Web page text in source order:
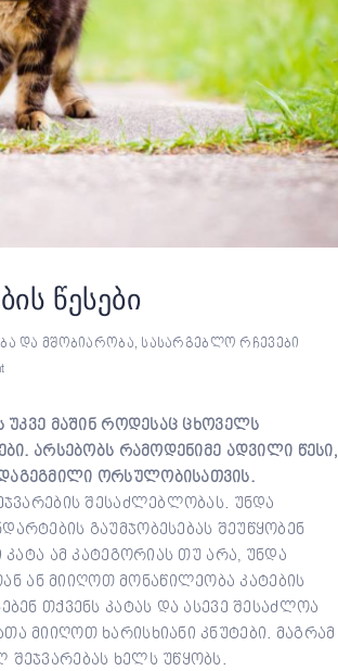
წესები
და მშობიარობა, სასარგებლო რჩევები
უკვე მაშინ როდესაც ცხოველს
არსებობს რამოდენიმე ადვილი წესი,
ორსულობისათვის.
შესაძლებლობას. უნდა
გაუმჯობესებას შეუწყობენ
ამ კატეგორიას თუ არა, უნდა
ან მიიღოთ მონაწილეობა კატების
თქვენს კატას და ასევე შესაძლოა
მიიღოთ ხარისხიანი კნუტები. მაგრამ
ხელს უწყობს.